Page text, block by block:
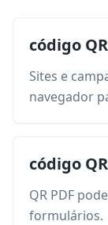
código
Sites e
navegador
código
QR PDF
formulários.